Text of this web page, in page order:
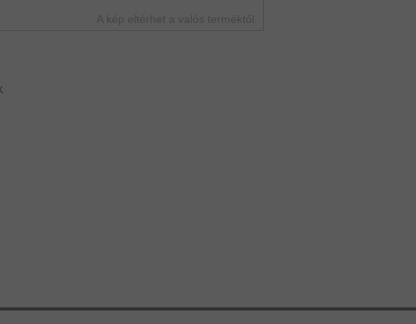
A kép eltérhet a valós terméktől.